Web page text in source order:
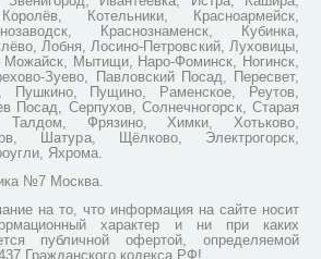
Котельники, Красноармейск,
Краснознаменск, Кубинка,
Лобня, Лосино-Петровский, Луховицы,
Мытищи, Наро-Фоминск, Ногинск,
Зуево, Павловский Посад, Пересвет,
Пушкино, Пущино, Раменское, Реутов,
Посад, Серпухов, Солнечногорск, Старая
Талдом, Фрязино, Химки, Хотьково,
Шатура, Щёлково, Электрогорск,
Яхрома.
№7 Москва.
на то, что информация на сайте носит
характер и ни при каких
публичной офертой, определяемой
Гражданского кодекса РФ!